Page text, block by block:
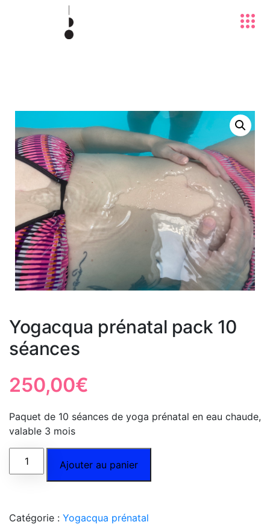
Yogacqua prénatal pack 10
séances
250,00€
Paquet de 10 séances de yoga prénatal en eau chaude,
valable 3 mois
Ajouter au panier
Catégorie : Yogacqua prénatal